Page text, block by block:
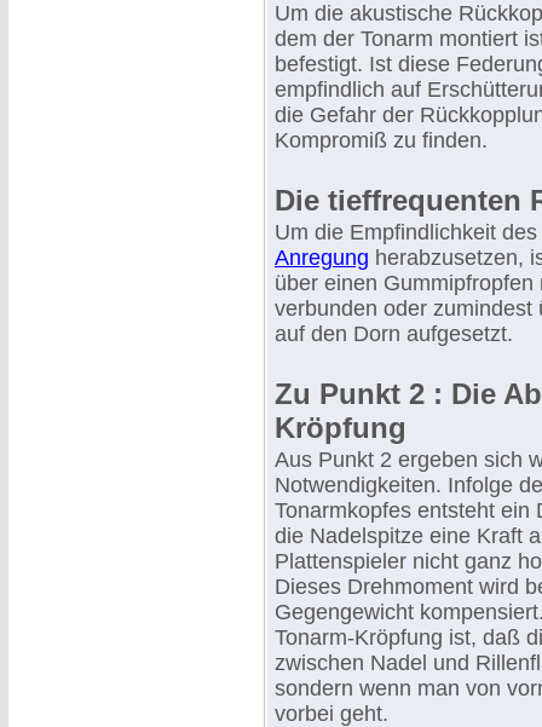
Um die akustische
dem der Tonarm montiert
befestigt. Ist diese
empfindlich auf
die Gefahr der
Kompromiß zu finden.
Die tieffrequenten
Um die Empfindlichkeit
Anregung herabzusetzen,
über einen
verbunden oder
auf den Dorn aufgesetzt.
Zu Punkt 2 : Die
Kröpfung
Aus Punkt 2 ergeben sich
Notwendigkeiten. Infolge
Tonarmkopfes entsteht ein
die Nadelspitze eine Kraft
Plattenspieler nicht ganz
Dieses Drehmoment wird
Gegengewicht
Tonarm-Kröpfung ist, daß
zwischen Nadel und
sondern wenn man von
vorbei geht.